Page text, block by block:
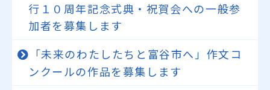
行１０周年記念式典・祝賀会への一般参
加者を募集します
「未来のわたしたちと富谷市へ」作文コ
ンクールの作品を募集します